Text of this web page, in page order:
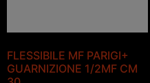
FLESSIBILE MF PARIGI+
GUARNIZIONE 1/2MF CM